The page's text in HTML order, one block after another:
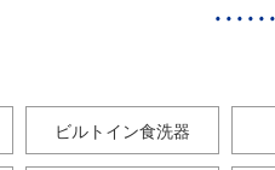
ビルトイン食洗器